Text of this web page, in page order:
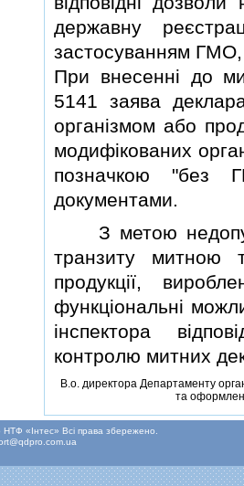
державну
застосуванням
При внесеннi до
5141 заява
органiзмом або
модифiкованих
позначкою "без
документами.
З метою
транзиту митною
продукцiї,
функцiональнi
iнспектора
контролю митних
В.о. директора Департаменту
та
«Інтес» Всі права збережено.